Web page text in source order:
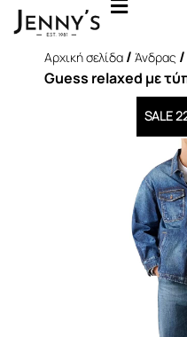
Αρχική σελίδα / Άνδρας /
Guess relaxed με
SALE